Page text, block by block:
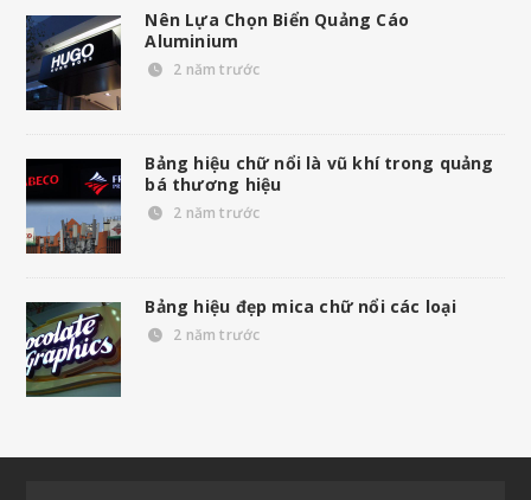
Nên Lựa Chọn Biển Quảng Cáo
Aluminium
2 năm trước
Bảng hiệu chữ nổi là vũ khí trong quảng
bá thương hiệu
2 năm trước
Bảng hiệu đẹp mica chữ nổi các loại
2 năm trước